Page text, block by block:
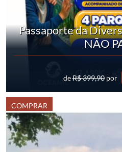
Passaporte da
NÃO
deR$ 399,90 por
COMPRAR